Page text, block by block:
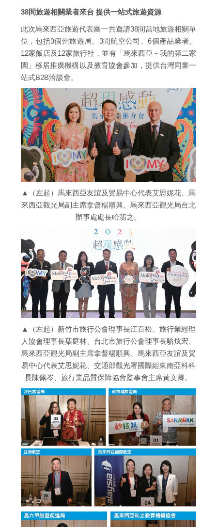
38間旅遊相關業者來台 提供一站式旅遊資源
此次馬來西亞旅遊代表團一共邀請38間當地旅遊相關單
位，包括3個州旅遊局、3間航空公司、6個產品業者、
12家飯店及12家旅行社，並有「馬來西亞－我的第二家
園」移居推廣機構以及教育協會參加，提供台灣同業一
站式B2B洽談會。
▲（左起）馬來西亞友誼及貿易中心代表艾思妮花、馬
來西亞觀光局副主席拿督楊順興、馬來西亞觀光局台北
辦事處處長哈翡之。
▲（左起）新竹市旅行公會理事長江百松、旅行業經理
人協會理事長葉庭林、台北市旅行公會理事長駱炫宏、
馬來西亞觀光局副主席拿督楊順興、馬來西亞友誼及貿
易中心代表艾思妮花、交通部觀光署國際組東南亞科科
長陳佩岑、旅行業品質保障協會監事會主席黃文卿。